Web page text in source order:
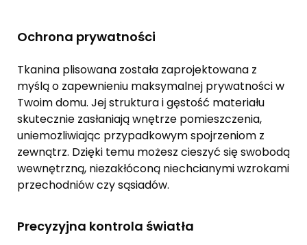
Ochrona prywatności
Tkanina plisowana została zaprojektowana z
myślą o zapewnieniu maksymalnej prywatności w
Twoim domu. Jej struktura i gęstość materiału
skutecznie zasłaniają wnętrze pomieszczenia,
uniemożliwiając przypadkowym spojrzeniom z
zewnątrz. Dzięki temu możesz cieszyć się swobodą
wewnętrzną, niezakłóconą niechcianymi wzrokami
przechodniów czy sąsiadów.
Precyzyjna kontrola światła